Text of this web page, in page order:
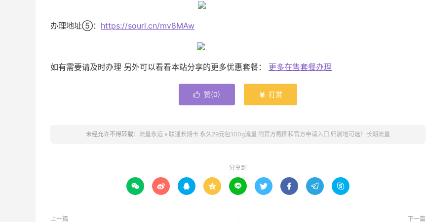
办理地址⑤： https://sourl.cn/mv8MAw
如有需要请及时办理 另外可以看看本站分享的更多优惠套餐： 更多在售套餐办理
 赞(0)  打赏
未经允许不得转载： 流量永远 » 联通长期卡 永久29元包100g流量 附官方截图和官方申请入口 归属地可选！长期流量
分享到
        
上一篇 下一篇